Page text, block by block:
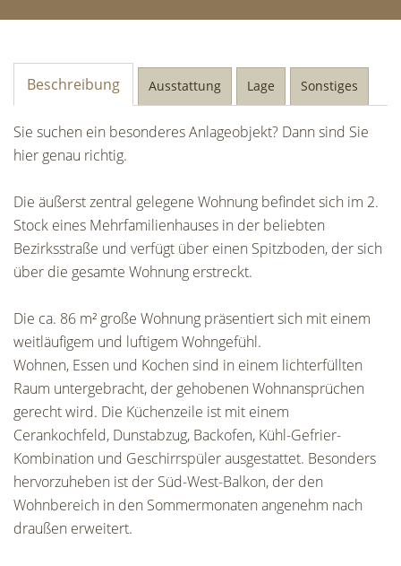
Beschreibung Ausstattung Lage Sonstiges
Sie suchen ein besonderes Anlageobjekt? Dann sind Sie
hier genau richtig.
Die äußerst zentral gelegene Wohnung befindet sich im 2.
Stock eines Mehrfamilienhauses in der beliebten
Bezirksstraße und verfügt über einen Spitzboden, der sich
über die gesamte Wohnung erstreckt.
Die ca. 86 m² große Wohnung präsentiert sich mit einem
weitläufigem und luftigem Wohngefühl.
Wohnen, Essen und Kochen sind in einem lichterfüllten
Raum untergebracht, der gehobenen Wohnansprüchen
gerecht wird. Die Küchenzeile ist mit einem
Cerankochfeld, Dunstabzug, Backofen, Kühl-Gefrier-
Kombination und Geschirrspüler ausgestattet. Besonders
hervorzuheben ist der Süd-West-Balkon, der den
Wohnbereich in den Sommermonaten angenehm nach
draußen erweitert.